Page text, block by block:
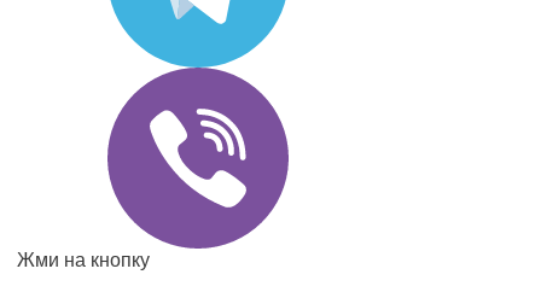
Жми на кнопку